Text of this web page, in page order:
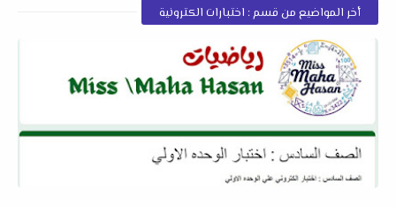
أخر المواضيع من قسم : اختبارات الكترونية